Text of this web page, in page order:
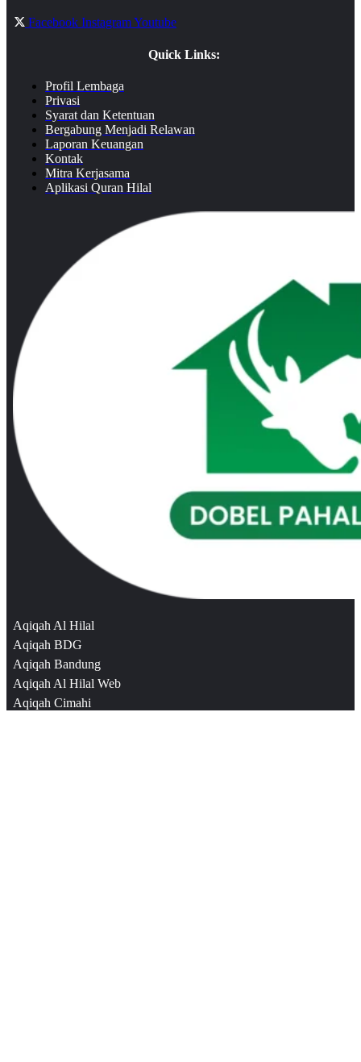
Facebook InstagramYoutube
Quick Links:
Profil Lembaga
Privasi
Syarat dan Ketentuan
Bergabung Menjadi Relawan
Laporan Keuangan
Kontak
Mitra Kerjasama
Aplikasi Quran Hilal
Aqiqah Al Hilal
Aqiqah BDG
Aqiqah Bandung
Aqiqah Al Hilal Web
Aqiqah Cimahi